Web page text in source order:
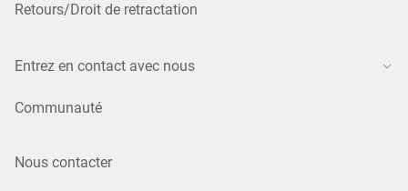
Retours/Droit de retractation
Entrez en contact avec nous
Communauté
Nous contacter